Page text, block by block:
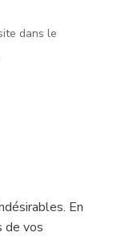
dans le
En
de vos